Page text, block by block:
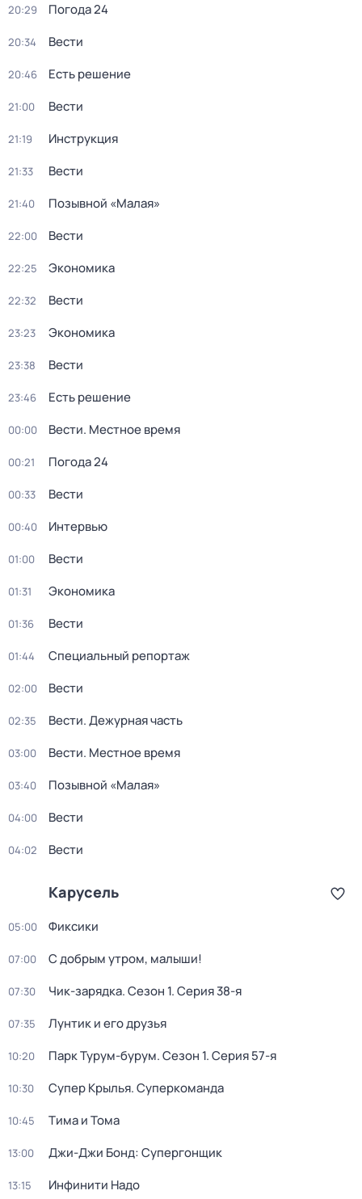
20:29 Погода 24
20:34 Вести
20:46 Есть решение
21:00 Вести
21:19 Инструкция
21:33 Вести
21:40 Позывной «Малая»
22:00 Вести
22:25 Экономика
22:32 Вести
23:23 Экономика
23:38 Вести
23:46 Есть решение
00:00 Вести. Местное время
00:21 Погода 24
00:33 Вести
00:40 Интервью
01:00 Вести
01:31 Экономика
01:36 Вести
01:44 Специальный репортаж
02:00 Вести
02:35 Вести. Дежурная часть
03:00 Вести. Местное время
03:40 Позывной «Малая»
04:00 Вести
04:02 Вести
Карусель
05:00 Фиксики
07:00 С добрым утром, малыши!
07:30 Чик-зарядка. Сезон 1. Серия 38-я
07:35 Лунтик и его друзья
10:20 Парк Турум-бурум. Сезон 1. Серия 57-я
10:30 Супер Крылья. Суперкоманда
10:45 Тима и Тома
13:00 Джи-Джи Бонд: Супергонщик
13:15 Инфинити Надо